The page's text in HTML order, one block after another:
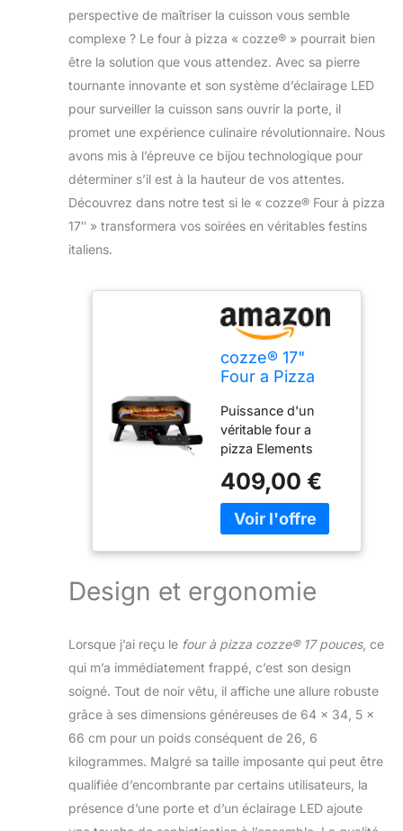
perspective de maîtriser la cuisson vous semble
complexe ? Le four à pizza « cozze® » pourrait bien
être la solution que vous attendez. Avec sa pierre
tournante innovante et son système d’éclairage LED
pour surveiller la cuisson sans ouvrir la porte, il
promet une expérience culinaire révolutionnaire. Nous
avons mis à l’épreuve ce bijou technologique pour
déterminer s’il est à la hauteur de vos attentes.
Découvrez dans notre test si le « cozze® Four à pizza
17″ » transformera vos soirées en véritables festins
italiens.
cozze® 17"
Four a Pizza
Rotative Édition
Noire Ø43 cm
│Four à Pizza
Extérieur 600°C
– Cuisson en 2
minutes
Puissance d'un
véritable four a
pizza Elements
ce modèle de la
série Cozze
Elements doté
8 kW. Capable de
cuire des pizzas
il chauffe
rapidement pour
saisir la pâte
instantanément.
C'est l'outil ultime
pour nourrir de
avec des résultats
dignes d'un chef Le
style moderne du
Black Edition pizza
409,00 €
Design et ergonomie
Lorsque j’ai reçu le four à pizza cozze® 17 pouces, ce
qui m’a immédiatement frappé, c’est son design
soigné. Tout de noir vêtu, il affiche une allure robuste
grâce à ses dimensions généreuses de 64 x 34, 5 x
66 cm pour un poids conséquent de 26, 6
kilogrammes. Malgré sa taille imposante qui peut être
qualifiée d’encombrante par certains utilisateurs, la
présence d’une porte et d’un éclairage LED ajoute